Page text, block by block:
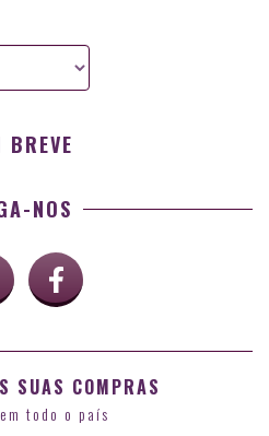
BREVE
NOS
SUAS COMPRAS
todo o país